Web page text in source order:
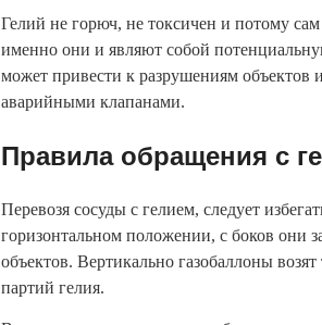
Гелий не горюч, не токсичен и потому
именно они и являют собой
может привести к разрушениям объектов
аварийными клапанами.
Правила обращения с
Перевозя сосуды с гелием, следует
горизонтальном положении, с боков
объектов. Вертикально газобаллоны
партий гелия.